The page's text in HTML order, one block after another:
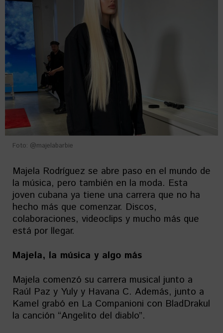
Foto: @majelabarbie
Majela Rodríguez se abre paso en el mundo de
la música, pero también en la moda. Esta
joven cubana ya tiene una carrera que no ha
hecho más que comenzar. Discos,
colaboraciones, videoclips y mucho más que
está por llegar.
Majela, la música y algo más
Majela comenzó su carrera musical junto a
Raúl Paz y Yuly y Havana C. Además, junto a
Kamel grabó en La Companioni con BladDrakul
la canción “Angelito del diablo”.